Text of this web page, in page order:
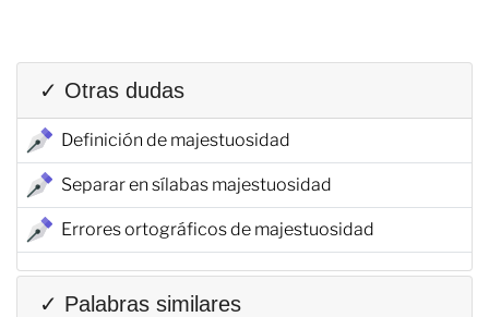
✓ Otras dudas
Definición de majestuosidad
Separar en sílabas majestuosidad
Errores ortográficos de majestuosidad
✓ Palabras similares